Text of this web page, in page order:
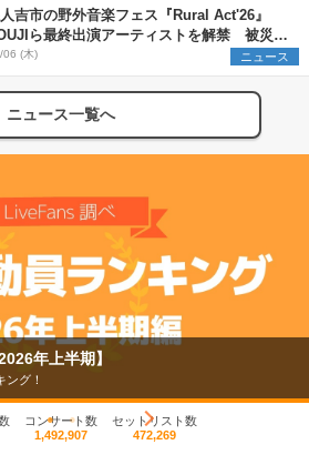
吉市の野外音楽フェス『Rural Act'26』
ら最終出演アーティストを解禁 被災地
ジェクトの始動も発表
(木) ニュース
ニュース一覧へ
年上半期】
グ！
コンサート数
1,492,907
セットリスト数
472,269